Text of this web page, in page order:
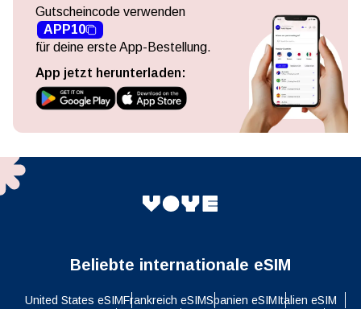
Gutscheincode verwenden
APP10
für deine erste App-Bestellung.
App jetzt herunterladen:
Beliebte internationale eSIM
United States eSIMFrankreich eSIMSpanien eSIMItalien eSIM